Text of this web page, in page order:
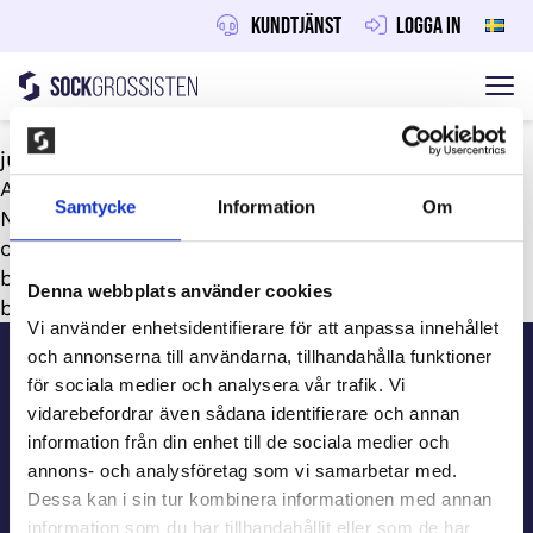
Samtycke Information Om
Denna webbplats använder cookies
Vi använder enhetsidentifierare för att anpassa innehållet
och annonserna till användarna, tillhandahålla funktioner
för sociala medier och analysera vår trafik. Vi
vidarebefordrar även sådana identifierare och annan
information från din enhet till de sociala medier och
annons- och analysföretag som vi samarbetar med.
Dessa kan i sin tur kombinera informationen med annan
information som du har tillhandahållit eller som de har
Kundtjänst Logga in
Hoppa till innehåll
Sockgrossisten
juni 30, 2026
Av
Nej. Det är gratis att registrera laget, inga utlägg
och ingen risk. Säljmaterial och frakt ingår, och ni
betalar fakturan först efter försäljningen och
behåller vinsten.
Sidfot
Kundtjänst
Beställ information